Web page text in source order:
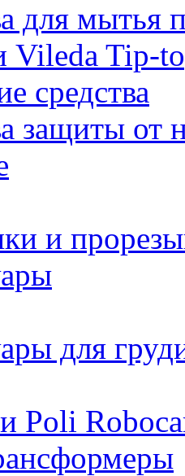
для мытья
Vileda Tip-
средства
защиты от
и
для
Poli